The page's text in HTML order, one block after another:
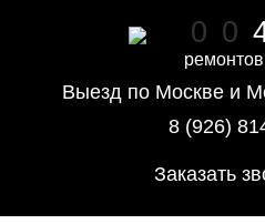
0 0
Выезд по Москве и
8 (926)
Заказать